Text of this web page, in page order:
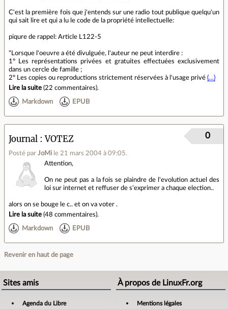
C'est la première fois que j'entends sur une radio tout publique quelqu'un
qui sait lire et qui a lu le code de la propriété intellectuelle:
piqure de rappel: Article L122-5
"Lorsque l'oeuvre a été divulguée, l'auteur ne peut interdire :
1º Les représentations privées et gratuites effectuées exclusivement
dans un cercle de famille ;
2º Les copies ou reproductions strictement réservées à l'usage privé (…)
Lire la suite (22 commentaires).
Markdown EPUB
Journal VOTEZ
Posté par JoMi le 21 mars 2004 à 09:05.
0
Attention,
On ne peut pas a la fois se plaindre de l'evolution actuel des
loi sur internet et reffuser de s'exprimer a chaque election..
alors on se bouge le c.. et on va voter .
Lire la suite (48 commentaires).
Markdown EPUB
Revenir en haut de page
Sites amis
Agenda du Libre
À propos de LinuxFr.org
Mentions légales